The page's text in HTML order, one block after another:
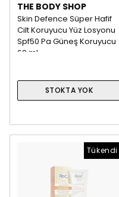
THE BODY SHOP
Skin Defence Süper Hafif
Cilt Koruyucu Yüz Losyonu
Spf50 Pa Güneş Koruyucu
60 ml
STOKTA YOK
Tükendi